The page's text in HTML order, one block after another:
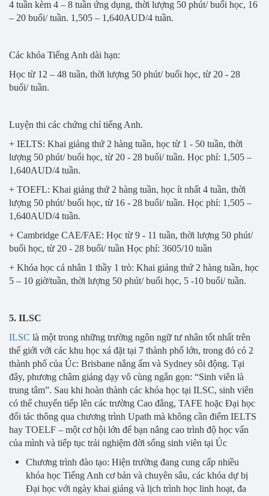
4 tuần kèm 4 – 8 tuần ứng dụng, thời lượng 50 phút/ buổi học, 16
– 20 buổi/ tuần. 1,505 – 1,640AUD/4 tuần.
Các khóa Tiếng Anh dài hạn:
Học từ 12 – 48 tuần, thời lượng 50 phút/ buổi học, từ 20 - 28
buổi/ tuần.
Luyện thi các chứng chỉ tiếng Anh.
+ IELTS: Khai giảng thứ 2 hàng tuần, học từ 1 - 50 tuần, thời
lượng 50 phút/ buổi học, từ 20 - 28 buổi/ tuần. Học phí: 1,505 –
1,640AUD/4 tuần.
+ TOEFL: Khai giảng thứ 2 hàng tuần, học ít nhất 4 tuần, thời
lượng 50 phút/ buổi học, từ 16 - 28 buổi/ tuần. Học phí: 1,505 –
1,640AUD/4 tuần.
+ Cambridge CAE/FAE: Học từ 9 - 11 tuần, thời lượng 50 phút/
buổi học, từ 20 - 28 buổi/ tuần Học phí: 3605/10 tuần
+ Khóa học cá nhân 1 thầy 1 trò: Khai giảng thứ 2 hàng tuần, học
5 – 10 giờ/tuần, thời lượng 50 phút/ buổi học, 5 -10 buổi/ tuần.
5. ILSC
ILSC là một trong những trường ngôn ngữ tư nhân tốt nhất trên
thế giới với các khu học xá đặt tại 7 thành phố lớn, trong đó có 2
thành phố của Úc: Brisbane nắng ấm và Sydney sôi động. Tại
đây, phương châm giảng dạy vô cùng ngắn gọn: “Sinh viên là
trung tâm”. Sau khi hoàn thành các khóa học tại ILSC, sinh viên
có thể chuyển tiếp lên các trường Cao đẳng, TAFE hoặc Đại học
đối tác thông qua chương trình Upath mà không cần điểm IELTS
hay TOELF – một cơ hội lớn để bạn nâng cao trình độ học vấn
của mình và tiếp tục trải nghiệm đời sống sinh viên tại Úc
Chương trình đào tạo: Hiện trường đang cung cấp nhiều
khóa học Tiếng Anh cơ bản và chuyên sâu, các khóa dự bị
Đại học với ngày khai giảng và lịch trình học linh hoạt, đa